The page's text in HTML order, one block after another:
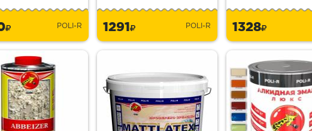
POLI-R 1291 POLI-R 1328